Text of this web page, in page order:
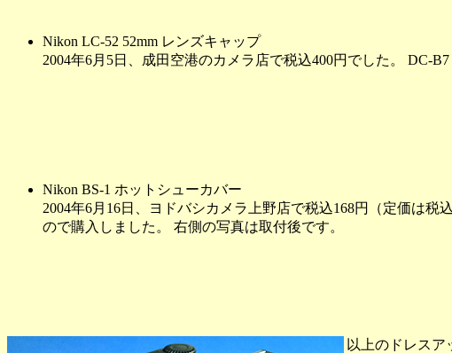
Nikon LC-52 52mm レンズキャップ
2004年6月5日、成田空港のカメラ店で税込400円でした。 DC-
Nikon BS-1 ホットシューカバー
2004年6月16日、ヨドバシカメラ上野店で税込168円（定価は
ので購入しました。 右側の写真は取付後です。
以上のドレスア